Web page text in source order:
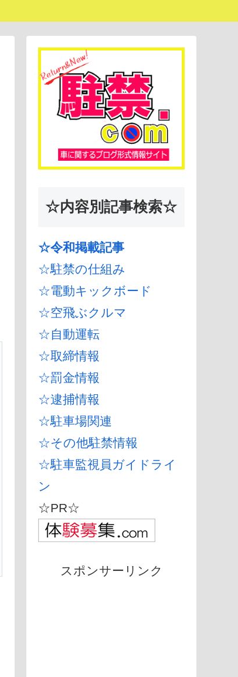
☆内容別記事検索☆
☆令和掲載記事
☆駐禁の仕組み
☆電動キックボード
☆空飛ぶクルマ
☆自動運転
☆取締情報
☆罰金情報
☆逮捕情報
☆駐車場関連
☆その他駐禁情報
☆駐車監視員ガイドライ
ン
☆PR☆
スポンサーリンク